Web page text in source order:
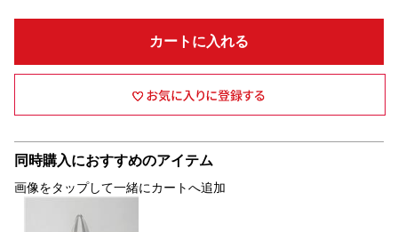
カートに入れる
同時購入におすすめのアイテム
画像をタップして一緒にカートへ追加